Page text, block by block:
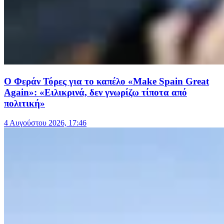
Ο Φεράν Τόρες για το καπέλο «Make Spain Great
Again»: «Ειλικρινά, δεν γνωρίζω τίποτα από
πολιτική»
4 Αυγούστου 2026, 17:46